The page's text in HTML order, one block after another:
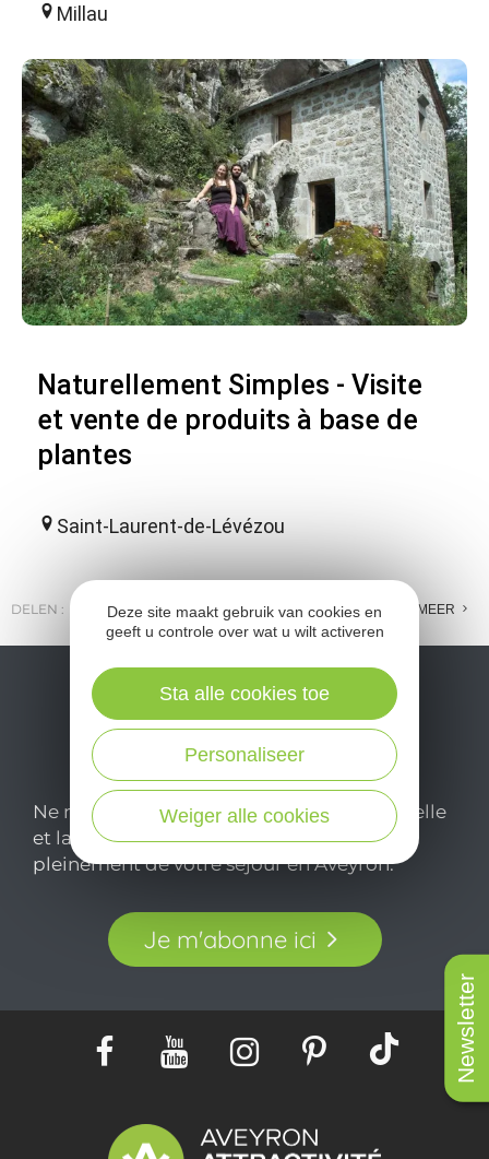
Newsletter
Millau
Naturellement Simples - Visite
et vente de produits à base de
plantes
Saint-Laurent-de-Lévézou
DELEN : E-MAIL MESSENGER FACEBOOK MEER
Ne manquez pas notre newsletter mensuelle
et laissez-vous inspirer pour profiter
pleinement de votre séjour en Aveyron.
Je m'abonne ici
Deze site maakt gebruik van cookies en
geeft u controle over wat u wilt activeren
Weiger alle cookies
Personaliseer
Sta alle cookies toe